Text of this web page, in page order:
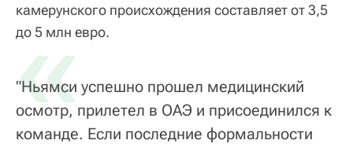
камерунского происхождения составляет от 3,5
до 5 млн евро.
«
"Ньямси успешно прошел медицинский
осмотр, прилетел в ОАЭ и присоединился к
команде. Если последние формальности